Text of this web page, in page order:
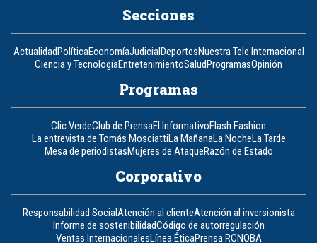
Secciones
ActualidadPolíticaEconomíaJudicialDeportesNuestra Tele Internacional
Ciencia y TecnologíaEntretenimientoSaludProgramasOpinión
Programas
Clic VerdeClub de PrensaEl InformativoFlash Fashion
La entrevista de Tomás MosciattiLa MañanaLa NocheLa Tarde
Mesa de periodistasMujeres de AtaqueRazón de Estado
Corporativo
Responsabilidad SocialAtención al clienteAtención al inversionista
Informe de sostenibilidadCódigo de autorregulación
Ventas InternacionalesLínea ÉticaPrensa RCNOBA